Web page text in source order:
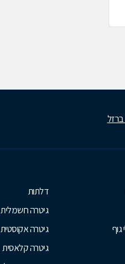
גוף
דלתות
גיטרה חשמלית
גיטרה אקוסטית
גיטרה קלאסית